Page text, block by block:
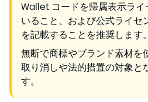
Wallet コードを帰属表示ラ
いること、および公式ライセ
を記載することを推奨します。
無断で商標やブランド素材を
取り消しや法的措置の対象と
す。